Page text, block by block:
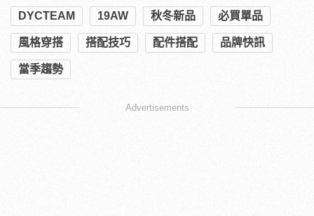
DYCTEAM 19AW 秋冬新品 必買單品
風格穿搭 搭配技巧 配件搭配 品牌快訊
當季趨勢
Advertisements